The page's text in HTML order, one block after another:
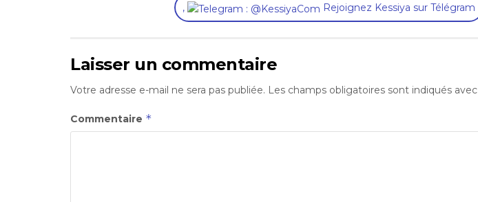
, Rejoignez Kessiya sur Télégram
Laisser un commentaire
Votre adresse e-mail ne sera pas publiée. Les champs obligatoires sont indiqués avec
Commentaire *